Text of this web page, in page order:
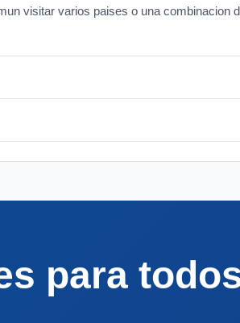
visitar varios paises o una combinacion
para